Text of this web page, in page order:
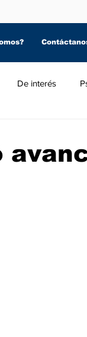
De interés